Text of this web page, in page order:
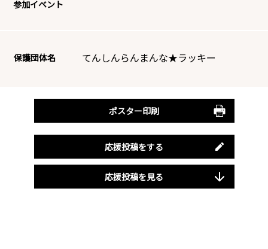
参加イベント
保護団体名 てんしんらんまんな★ラッキー
ポスター印刷
応援投稿をする
応援投稿を見る